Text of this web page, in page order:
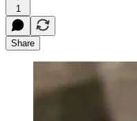
1
Share